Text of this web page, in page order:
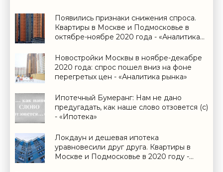
Появились признаки снижения спроса.
Квартиры в Москве и Подмосковье в
октябре-ноябре 2020 года - «Аналитика
Новостройки Москвы в ноябре-декабре
2020 года: спрос пошел вниз на фоне
перегретых цен - «Аналитика рынка»
Ипотечный Бумеранг: Нам не дано
предугадать, как наше слово отзовется (с)
- «Ипотека»
Локдаун и дешевая ипотека
уравновесили друг друга. Квартиры в
Москве и Подмосковье в 2020 году -